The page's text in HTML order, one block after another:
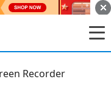
Recorder